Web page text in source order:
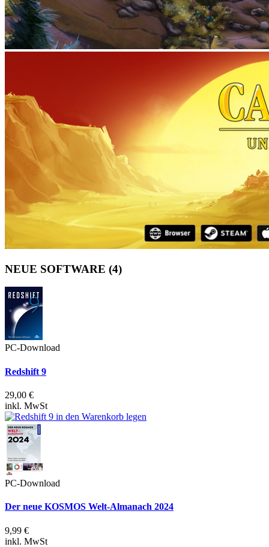
NEUE SOFTWARE (4)
PC-Download
Redshift 9
29,00 €
inkl. MwSt
PC-Download
Der neue KOSMOS Welt-Almanach 2024
9,99 €
inkl. MwSt